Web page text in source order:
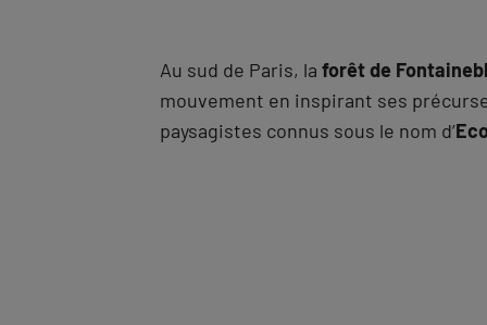
Au sud de Paris, la forêt de
mouvement en inspirant ses
paysagistes connus sous le nom d’